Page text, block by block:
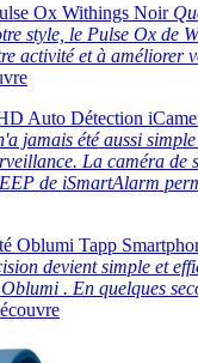
Ox Withings Noir
style, le Pulse Ox de
activité et à améliorer
Auto Détection
jamais été aussi
La caméra de
de iSmartAlarm
Oblumi Tapp
devient simple et
. En quelques